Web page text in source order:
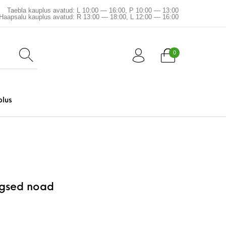
Taebla kauplus avatud: L 10:00 — 16:00, P 10:00 — 13:00
Haapsalu kauplus avatud: R 13:00 — 18:00, L 12:00 — 16:00
0
noad